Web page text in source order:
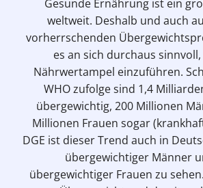
Gesunde Ernährung ist ein
weltweit. Deshalb und auch
vorherrschenden
es an sich durchaus
Nährwertampel einzuführen.
WHO zufolge sind 1,4
übergewichtig, 200 Millionen
Millionen Frauen sogar
DGE ist dieser Trend auch in
übergewichtiger Männer
übergewichtiger Frauen zu